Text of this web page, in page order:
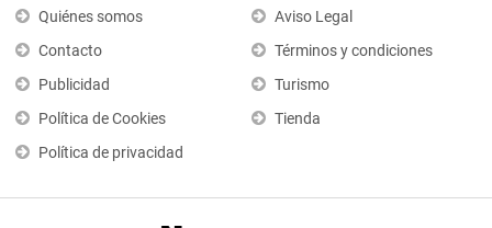
Quiénes somos
Contacto
Publicidad
Política de Cookies
Política de privacidad
Aviso Legal
Términos y condiciones
Turismo
Tienda